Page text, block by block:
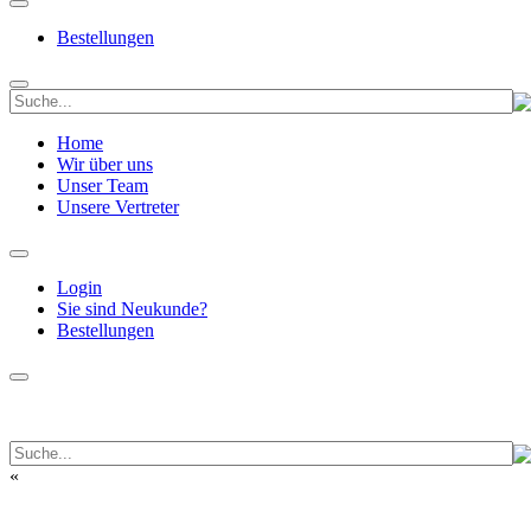
Bestellungen
Home
Wir über uns
Unser Team
Unsere Vertreter
Login
Sie sind Neukunde?
Bestellungen
«